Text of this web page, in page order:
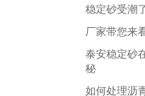
稳定砂受潮
厂家带您来
泰安稳定砂
秘
如何处理沥